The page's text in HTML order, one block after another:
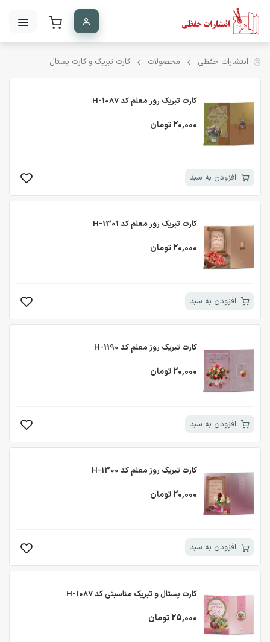
انتشارات حفظی محصولات کارت تبریک و کارت پستال
کارت تبریک روز معلم کد H-1087
20,000 تومان
افزودن به سبد
کارت تبریک روز معلم کد H-1301
20,000 تومان
افزودن به سبد
کارت تبریک روز معلم کد H-1190
20,000 تومان
افزودن به سبد
کارت تبریک روز معلم کد H-1300
20,000 تومان
افزودن به سبد
کارت پستال و تبریک مناسبتی کد H-1087
25,000 تومان